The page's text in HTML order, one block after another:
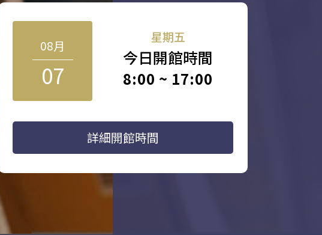
08月
07
星期五
今日開館時間
8:00 ~ 17:00
詳細開館時間